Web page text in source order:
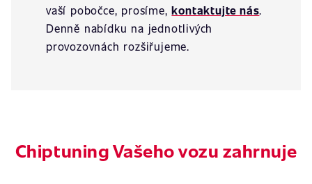
vaší pobočce, prosíme,kontaktujte nás.
Denně nabídku na jednotlivých
provozovnách rozšiřujeme.
Chiptuning Vašeho vozu zahrnuje